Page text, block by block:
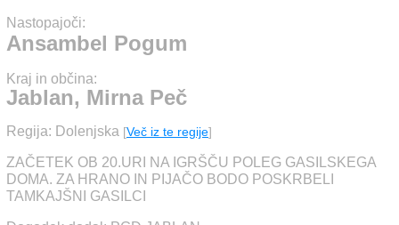
Nastopajoči:
Ansambel Pogum
Kraj in občina:
Jablan, Mirna Peč
Regija: Dolenjska [Več iz te regije]
ZAČETEK OB 20.URI NA IGRŠČU POLEG GASILSKEGA
DOMA. ZA HRANO IN PIJAČO BODO POSKRBELI
TAMKAJŠNI GASILCI